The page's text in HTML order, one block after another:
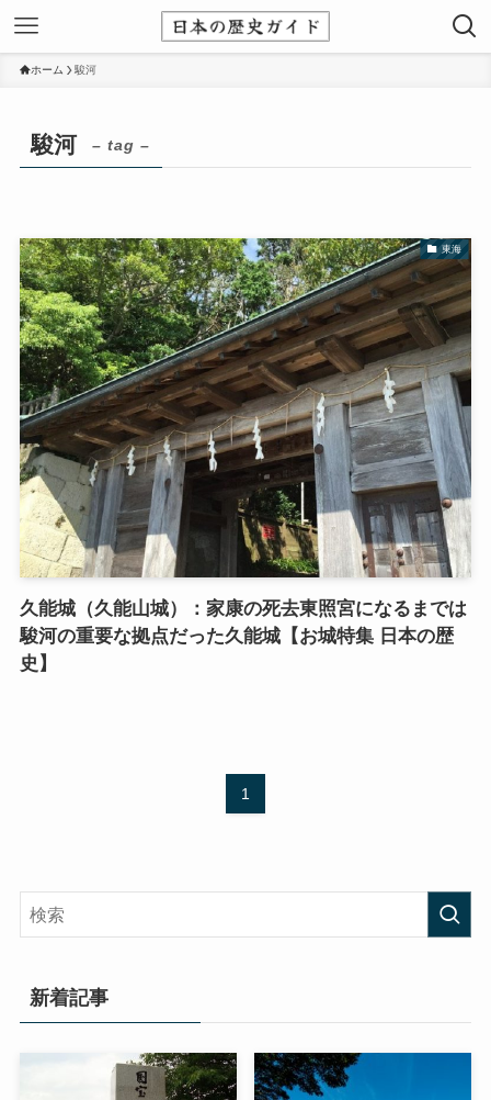
ホーム 駿河
駿河 – tag –
東海
久能城（久能山城）：家康の死去東照宮になるまでは
駿河の重要な拠点だった久能城【お城特集 日本の歴
史】
1
新着記事